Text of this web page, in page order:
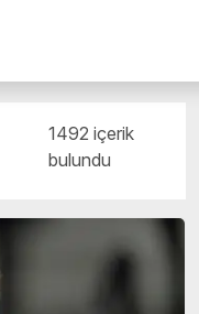
1492 içerik
bulundu